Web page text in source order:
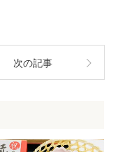
次の記事